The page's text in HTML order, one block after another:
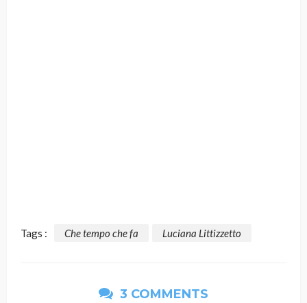
Tags : Che tempo che fa Luciana Littizzetto
3 COMMENTS